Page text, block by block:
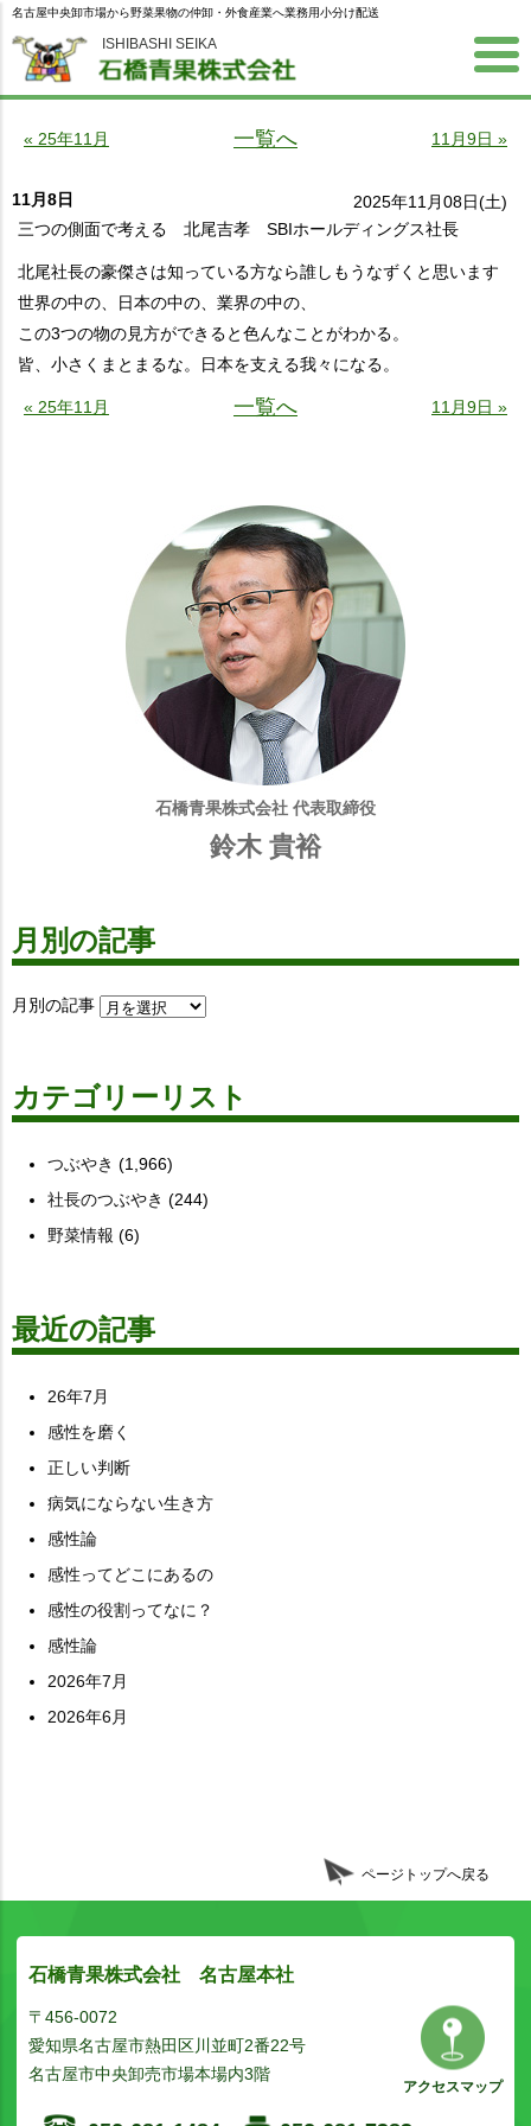
ISHIBASHI SEIKA
名古屋中央卸市場から野菜果物の仲卸・外食産業へ業務用小分け配送
« 25年11月 一覧へ 11月9日 »
11月8日
2025年11月08日(土)
三つの側面で考える 北尾吉孝 SBIホールディングス社長
北尾社長の豪傑さは知っている方なら誰しもうなずくと思います
世界の中の、日本の中の、業界の中の、
この3つの物の見方ができると色んなことがわかる。
皆、小さくまとまるな。日本を支える我々になる。
« 25年11月 一覧へ 11月9日 »
石橋青果株式会社 代表取締役
鈴木 貴裕
月別の記事
月別の記事
カテゴリーリスト
つぶやき (1,966)
社長のつぶやき (244)
野菜情報 (6)
最近の記事
26年7月
感性を磨く
正しい判断
病気にならない生き方
感性論
感性ってどこにあるの
感性の役割ってなに？
感性論
2026年7月
2026年6月
ページトップへ戻る
石橋青果株式会社 名古屋本社
〒456-0072
愛知県名古屋市熱田区川並町2番22号
名古屋市中央卸売市場本場内3階
アクセスマップ